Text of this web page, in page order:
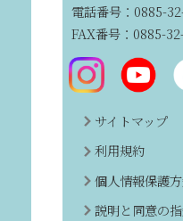
電話番号：0885-
FAX番号：0885-
サイトマップ
利用規約
個人情報保護
説明と同意の